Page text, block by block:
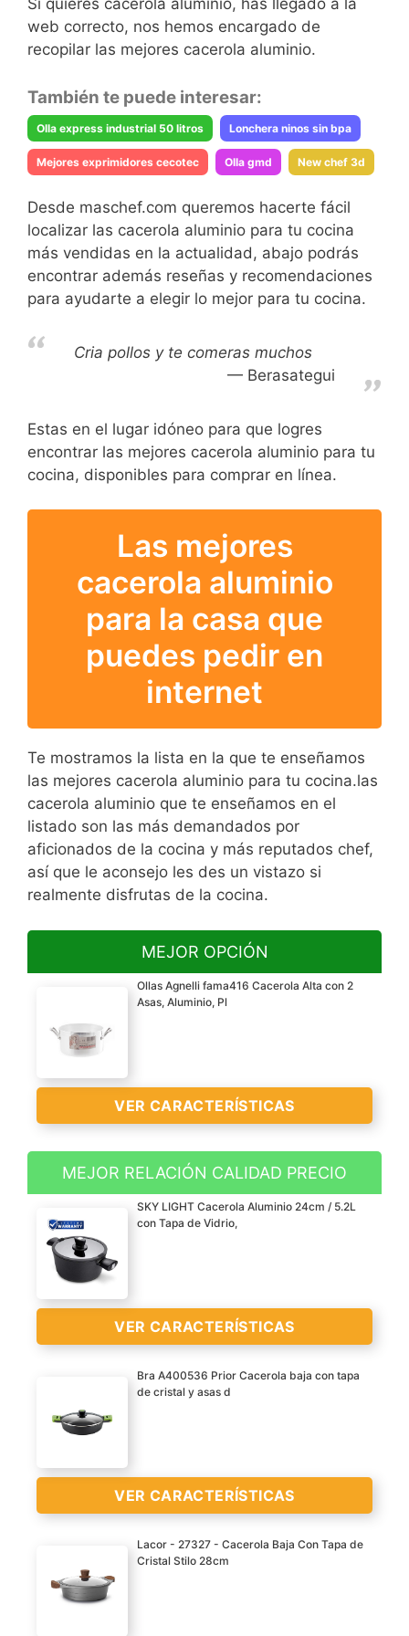
Si quieres cacerola aluminio, has llegado a la
web correcto, nos hemos encargado de
recopilar las mejores cacerola aluminio.
También te puede interesar:
Olla express industrial 50 litros Lonchera ninos sin bpa
Mejores exprimidores cecotec Olla gmd New chef 3d
Desde maschef.com queremos hacerte fácil
localizar las cacerola aluminio para tu cocina
más vendidas en la actualidad, abajo podrás
encontrar además reseñas y recomendaciones
para ayudarte a elegir lo mejor para tu cocina.
Cria pollos y te comeras muchos
Berasategui
Estas en el lugar idóneo para que logres
encontrar las mejores cacerola aluminio para tu
cocina, disponibles para comprar en línea.
Las mejores
cacerola aluminio
para la casa que
puedes pedir en
internet
Te mostramos la lista en la que te enseñamos
las mejores cacerola aluminio para tu cocina.las
cacerola aluminio que te enseñamos en el
listado son las más demandados por
aficionados de la cocina y más reputados chef,
así que le aconsejo les des un vistazo si
realmente disfrutas de la cocina.
MEJOR OPCIÓN
Ollas Agnelli fama416 Cacerola Alta con 2
Asas, Aluminio, Pl
VER CARACTERÍSTICAS
Alta
Con 2 asas
En aluminio
CARACTERÍSTICAS
>
MEJOR RELACIÓN CALIDAD PRECIO
SKY LIGHT Cacerola Aluminio 24cm / 5.2L
con Tapa de Vidrio,
VER CARACTERÍSTICAS
Excelente rendimiento El
cuerpo de aluminio más
calentamiento rápido, un
buen aislamiento térmico,
también logrará la
protección del medio
ambiente. El
Bra A400536 Prior Cacerola baja con tapa
de cristal y asas d
VER CARACTERÍSTICAS
Aluminio fundido
Apta para todo tipo de
Lacor - 27327 - Cacerola Baja Con Tapa de
Cristal Stilo 28cm